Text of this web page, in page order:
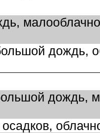
дождь,
дождь,